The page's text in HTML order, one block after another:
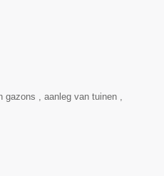
, aanleg van tuinen ,